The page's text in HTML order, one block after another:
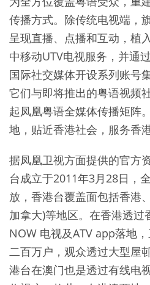
传播方式。除传统电视端，
呈现直播、点播和互动，植
中移动UTV电视服务，并通
国际社交媒体开设系列账号
它们与即将推出的粤语视频
起凤凰粤语全媒体传播矩阵
地，贴近香港社会，服务香港
据凤凰卫视方面提供的官方
台成立于2011年3月28日，
放，香港台覆盖面包括香港
加拿大)等地区。在香港透过
NOW 电视及ATV app落地
二百万户，观众透过大型屋
港台在澳门也是透过有线电